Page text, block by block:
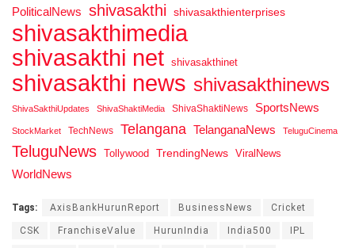
PoliticalNews shivasakthi shivasakthienterprises
shivasakthimedia
shivasakthi net shivasakthinet
shivasakthi news shivasakthinews
ShivaSakthiUpdates ShivaShaktiMedia ShivaShaktiNews SportsNews
StockMarket TechNews Telangana TelanganaNews TeluguCinema
TeluguNews Tollywood TrendingNews ViralNews
WorldNews
Tags: AxisBankHurunReport BusinessNews Cricket
CSK FranchiseValue HurunIndia India500 IPL